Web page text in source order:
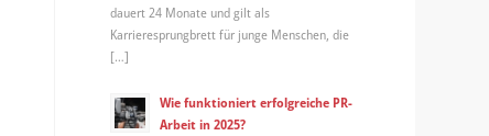
dauert 24 Monate und gilt als
Karrieresprungbrett für junge Menschen, die
[…]
Wie funktioniert erfolgreiche PR-
Arbeit in 2025?